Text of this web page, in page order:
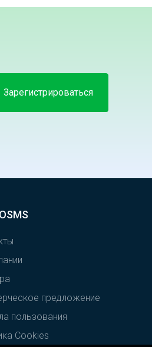
Зарегистрироваться
предложение
пользования
Cookies